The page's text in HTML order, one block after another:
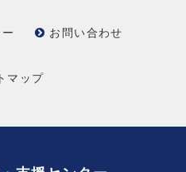
お問い合わせ
マップ